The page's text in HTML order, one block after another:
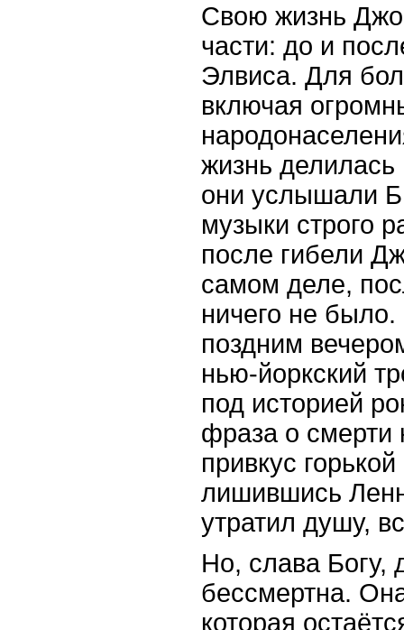
Свою жизнь
части: до и
Элвиса. Для
включая
жизнь делилась
они услышали
музыки строго
после гибели
самом деле,
ничего не
поздним
нью-йоркский
под историей
фраза о смерти
привкус
лишившись
утратил душу,
Но, слава
бессмертна.
которая